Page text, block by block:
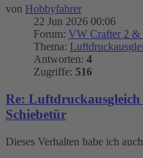
von Hobbyfahrer
22 Jun 2026 00:06
Forum: VW Crafter 2
Thema:
Antworten: 4
Zugriffe: 516
Re: Luftdruckausgleich
Schiebetür
Dieses Verhalten habe ich